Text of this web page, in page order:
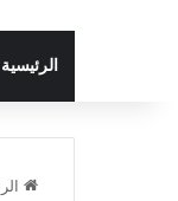
الرئيسية